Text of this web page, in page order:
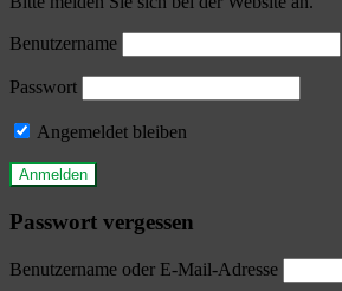
Benutzername
Passwort
Angemeldet bleiben
Passwort vergessen
Benutzername oder E-Mail-Adresse